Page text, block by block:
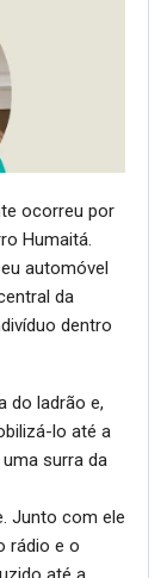
ocorreu por
Humaitá.
automóvel
da
dentro
do ladrão e,
lo até a
uma surra da
Junto com ele
rádio e o